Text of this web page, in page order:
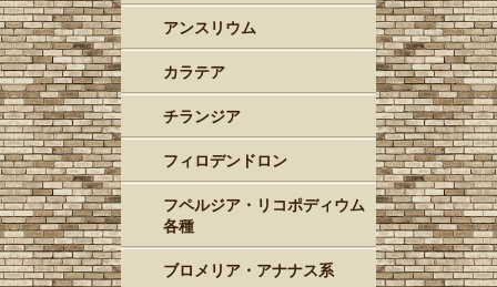
アンスリウム
カラテア
チランジア
フィロデンドロン
フペルジア・リコポディウム
各種
ブロメリア・アナナス系